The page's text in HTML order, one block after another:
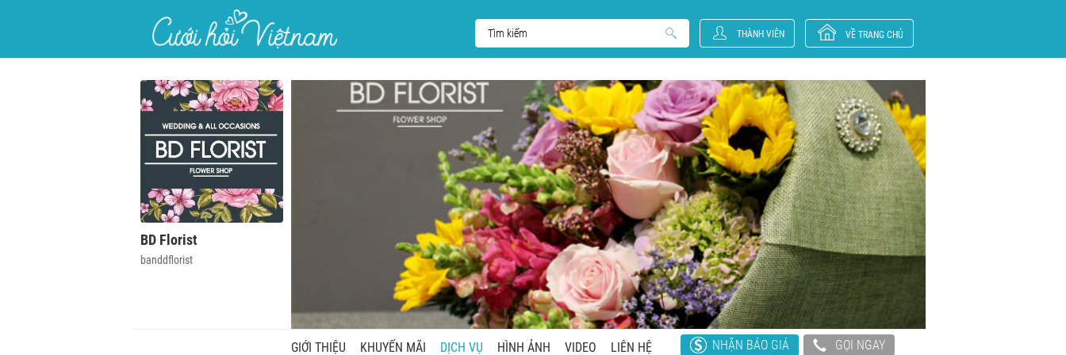
THÀNH VIÊN VỀ TRANG CHỦ
BD Florist
banddflorist
GIỚI THIỆU KHUYẾN MÃI DỊCH VỤ HÌNH ẢNH VIDEO LIÊN HỆ NHẬN BÁO GIÁ GỌI NGAY